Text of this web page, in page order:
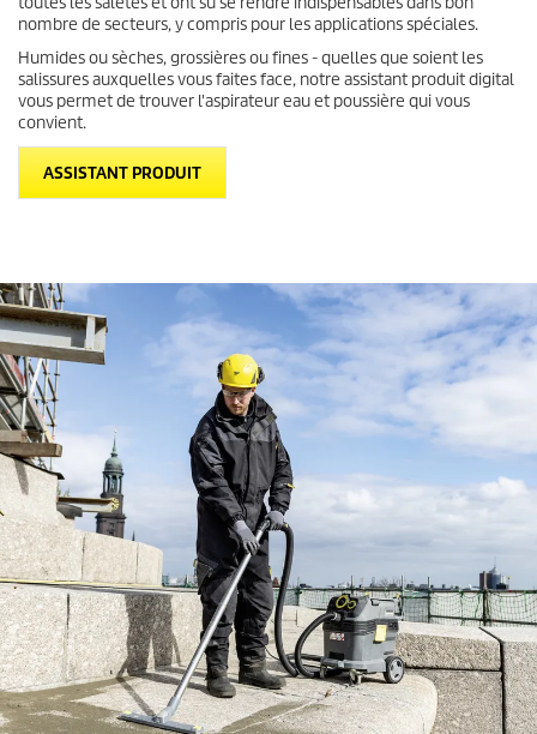
nombre de secteurs, y compris pour les applications spéciales.
Humides ou sèches, grossières ou fines - quelles que soient les
salissures auxquelles vous faites face, notre assistant produit digital
vous permet de trouver l'aspirateur eau et poussière qui vous
convient.
ASSISTANT PRODUIT